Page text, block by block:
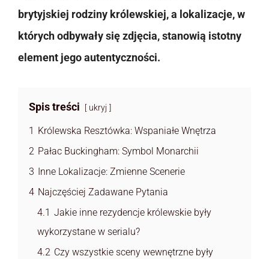
brytyjskiej rodziny królewskiej, a lokalizacje, w
których odbywały się zdjęcia, stanowią istotny
element jego autentyczności.
Spis treści ukryj
1
Królewska Resztówka: Wspaniałe Wnętrza
2 Pałac Buckingham: Symbol Monarchii
3
Inne Lokalizacje: Zmienne Scenerie
4 Najczęściej Zadawane Pytania
4.1 Jakie inne rezydencje królewskie były
wykorzystane w serialu?
4.2 Czy wszystkie sceny wewnętrzne były